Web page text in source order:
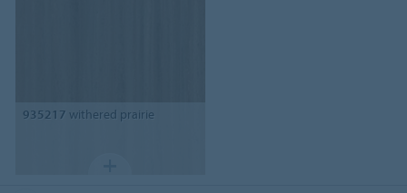
935217 withered prairie